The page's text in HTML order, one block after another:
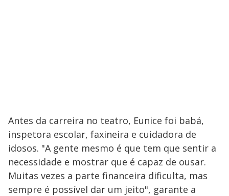
Antes da carreira no teatro, Eunice foi babá,
inspetora escolar, faxineira e cuidadora de
idosos. "A gente mesmo é que tem que sentir a
necessidade e mostrar que é capaz de ousar.
Muitas vezes a parte financeira dificulta, mas
sempre é possível dar um jeito", garante a